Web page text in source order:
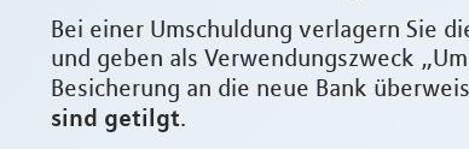
Bei einer Umschuldung verlagern Sie
und geben als Verwendungszweck
Besicherung an die neue Bank
sind getilgt.